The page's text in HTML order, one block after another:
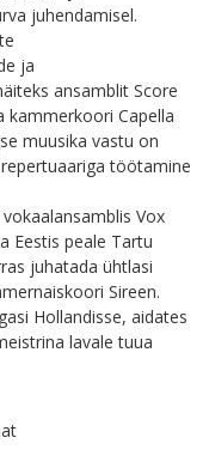
juhendamisel.
ja
ansamblit Score
kammerkoori Capella
muusika vastu on
töötamine
Vox
Eestis peale Tartu
juhatada ühtlasi
Sireen.
Hollandisse, aidates
lavale tuua